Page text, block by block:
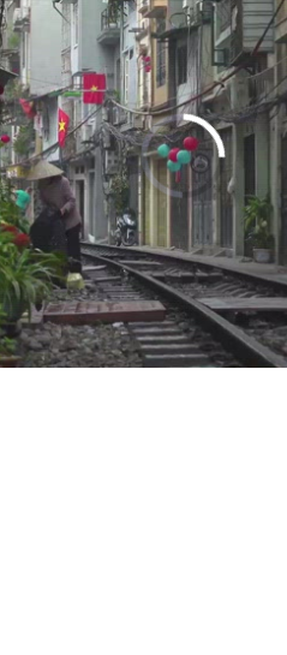
TRUVID NEW STUNNING VIETNAM